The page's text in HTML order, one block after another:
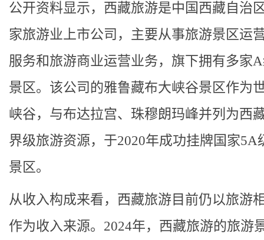
公开资料显示，西藏旅游是中国西藏自治
家旅游业上市公司，主要从事旅游景区运
服务和旅游商业运营业务，旗下拥有多家
景区。该公司的雅鲁藏布大峡谷景区作为
峡谷，与布达拉宫、珠穆朗玛峰并列为西
界级旅游资源，于2020年成功挂牌国家5A
景区。
从收入构成来看，西藏旅游目前仍以旅游
作为收入来源。2024年，西藏旅游的旅游